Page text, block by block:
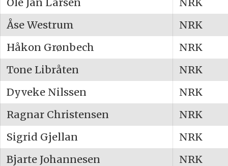
Åse Westrum
NRK
Håkon Grønbech
NRK
Tone Libråten
NRK
Dyveke Nilssen
NRK
Ragnar Christensen
NRK
Sigrid Gjellan
NRK
Bjarte Johannesen
NRK